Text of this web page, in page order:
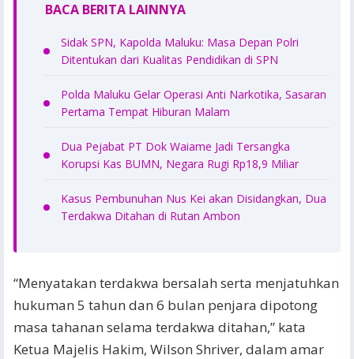
BACA BERITA LAINNYA
Sidak SPN, Kapolda Maluku: Masa Depan Polri
Ditentukan dari Kualitas Pendidikan di SPN
Polda Maluku Gelar Operasi Anti Narkotika, Sasaran
Pertama Tempat Hiburan Malam
Dua Pejabat PT Dok Waiame Jadi Tersangka
Korupsi Kas BUMN, Negara Rugi Rp18,9 Miliar
Kasus Pembunuhan Nus Kei akan Disidangkan, Dua
Terdakwa Ditahan di Rutan Ambon
“Menyatakan terdakwa bersalah serta menjatuhkan
hukuman 5 tahun dan 6 bulan penjara dipotong
masa tahanan selama terdakwa ditahan,” kata
Ketua Majelis Hakim, Wilson Shriver, dalam amar